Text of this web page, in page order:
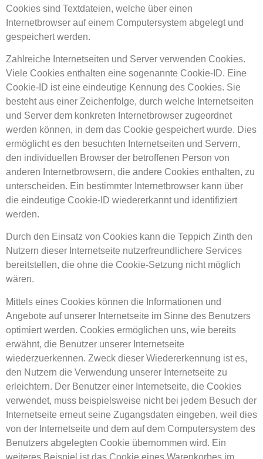
Cookies sind Textdateien, welche über einen
Internetbrowser auf einem Computersystem abgelegt und
gespeichert werden.
Zahlreiche Internetseiten und Server verwenden Cookies.
Viele Cookies enthalten eine sogenannte Cookie-ID. Eine
Cookie-ID ist eine eindeutige Kennung des Cookies. Sie
besteht aus einer Zeichenfolge, durch welche Internetseiten
und Server dem konkreten Internetbrowser zugeordnet
werden können, in dem das Cookie gespeichert wurde. Dies
ermöglicht es den besuchten Internetseiten und Servern,
den individuellen Browser der betroffenen Person von
anderen Internetbrowsern, die andere Cookies enthalten, zu
unterscheiden. Ein bestimmter Internetbrowser kann über
die eindeutige Cookie-ID wiedererkannt und identifiziert
werden.
Durch den Einsatz von Cookies kann die Teppich Zinth den
Nutzern dieser Internetseite nutzerfreundlichere Services
bereitstellen, die ohne die Cookie-Setzung nicht möglich
wären.
Mittels eines Cookies können die Informationen und
Angebote auf unserer Internetseite im Sinne des Benutzers
optimiert werden. Cookies ermöglichen uns, wie bereits
erwähnt, die Benutzer unserer Internetseite
wiederzuerkennen. Zweck dieser Wiedererkennung ist es,
den Nutzern die Verwendung unserer Internetseite zu
erleichtern. Der Benutzer einer Internetseite, die Cookies
verwendet, muss beispielsweise nicht bei jedem Besuch der
Internetseite erneut seine Zugangsdaten eingeben, weil dies
von der Internetseite und dem auf dem Computersystem des
Benutzers abgelegten Cookie übernommen wird. Ein
weiteres Beispiel ist das Cookie eines Warenkorbes im